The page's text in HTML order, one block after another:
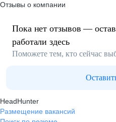
Отзывы о компании
Пока нет отзывов —
работали здесь
Поможете тем, кто сейчас
HeadHunter
Размещение вакансий